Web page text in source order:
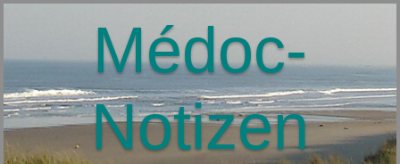
Médoc-
Notizen